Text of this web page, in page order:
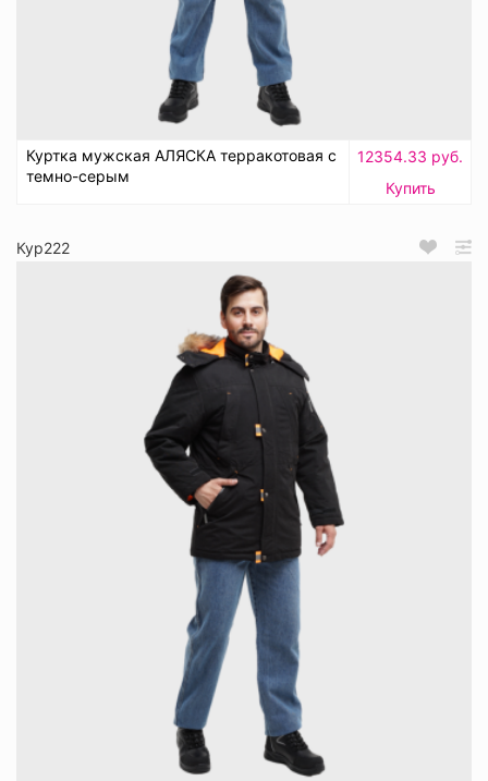
Куртка мужская АЛЯСКА терракотовая с
темно-серым
12354.33 руб.
Купить
Кур222